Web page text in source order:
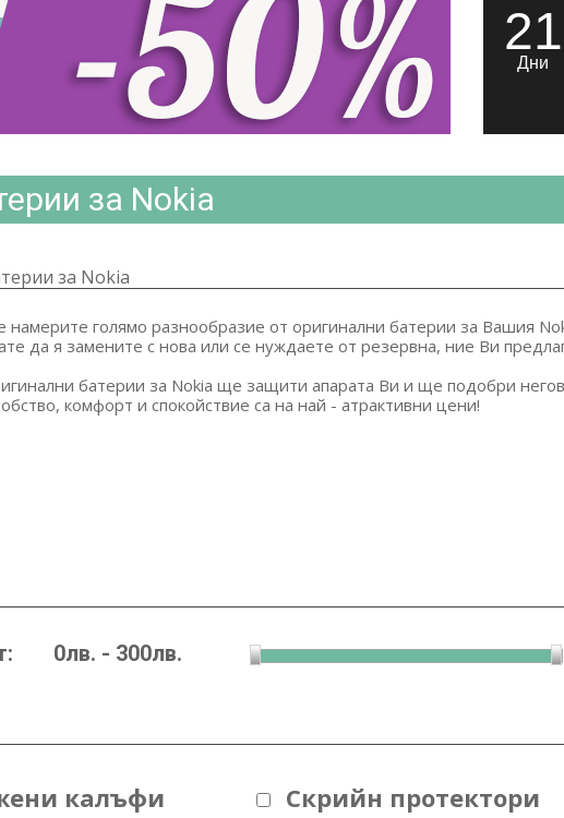
21
Дни
за Nokia
за Nokia
намерите голямо разнообразие от оригинални батерии за Вашия
да я замените с нова или се нуждаете от резервна, ние Ви
батерии за Nokia ще защити апарата Ви и ще подобри
комфорт и спокойствие са на най - атрактивни цени!
калъфи Скрийн протектори